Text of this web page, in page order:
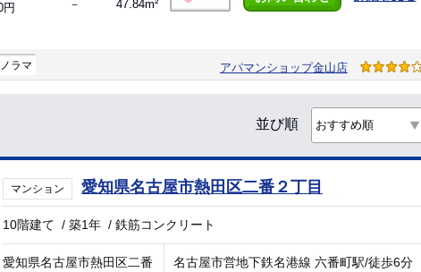
円
－
47.84m²
ラマ アパマンショップ金山店
並び順
マンション 愛知県名古屋市熱田区二番２丁目
10階建て /築1年 /鉄筋コンクリート
愛知県名古屋市熱田区二番
名古屋市営地下鉄名港線 六番町駅/徒歩6分